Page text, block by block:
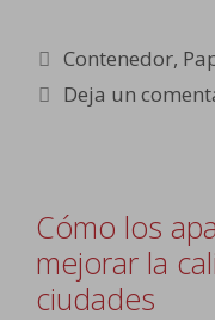
Categorías
Contenedor,
Deja un
Cómo los
mejorar la
ciudades